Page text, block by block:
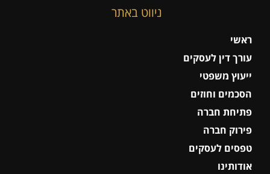
ניווט באתר
ראשי
עורך דין לעסקים
ייעוץ משפטי
הסכמים וחוזים
פתיחת חברה
פירוק חברה
טפסים לעסקים
אודותינו